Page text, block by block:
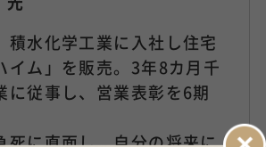
積水化学工業に入社し住宅
イム」を販売。3年8カ月千
に従事し、営業表彰を6期
死に直面し、自分の将来に